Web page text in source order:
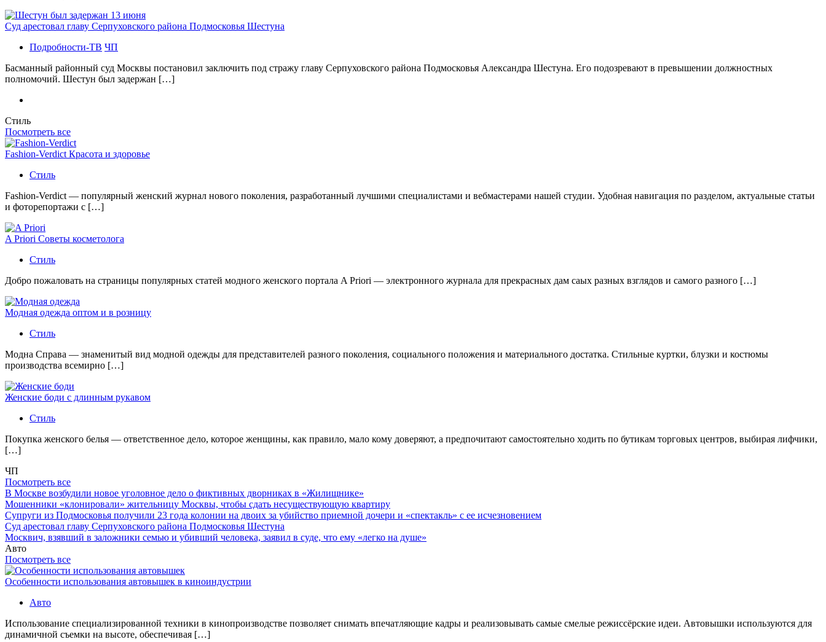
Суд арестовал главу Серпуховского района Подмосковья Шестуна
Подробности-ТВ ЧП
Басманный районный суд Москвы постановил заключить под стражу главу Серпуховского района Подмосковья Александра Шестуна. Его подозревают в превышении должностных
полномочий. Шестун был задержан […]
Стиль
Посмотреть все
Fashion-Verdict Красота и здоровье
Стиль
Fashion-Verdict — популярный женский журнал нового поколения, разработанный лучшими специалистами и вебмастерами нашей студии. Удобная навигация по разделом, актуальные статьи
и фоторепортажи с […]
A Priori Советы косметолога
Стиль
Добро пожаловать на страницы популярных статей модного женского портала A Priori — электронного журнала для прекрасных дам саых разных взглядов и самого разного […]
Модная одежда оптом и в розницу
Стиль
Модна Справа — знаменитый вид модной одежды для представителей разного поколения, социального положения и материального достатка. Стильные куртки, блузки и костюмы
производства всемирно […]
Женские боди с длинным рукавом
Стиль
Покупка женского белья — ответственное дело, которое женщины, как правило, мало кому доверяют, а предпочитают самостоятельно ходить по бутикам торговых центров, выбирая лифчики,
[…]
ЧП
Посмотреть все
В Москве возбудили новое уголовное дело о фиктивных дворниках в «Жилищнике»
Мошенники «клонировали» жительницу Москвы, чтобы сдать несуществующую квартиру
Супруги из Подмосковья получили 23 года колонии на двоих за убийство приемной дочери и «спектакль» с ее исчезновением
Суд арестовал главу Серпуховского района Подмосковья Шестуна
Москвич, взявший в заложники семью и убивший человека, заявил в суде, что ему «легко на душе»
Авто
Посмотреть все
Особенности использования автовышек в киноиндустрии
Авто
Использование специализированной техники в кинопроизводстве позволяет снимать впечатляющие кадры и реализовывать самые смелые режиссёрские идеи. Автовышки используются для
динамичной съемки на высоте, обеспечивая […]